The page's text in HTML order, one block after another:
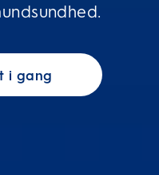
i gang